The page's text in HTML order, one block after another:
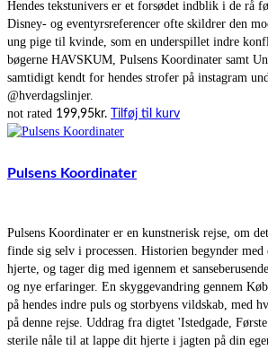
Hendes tekstunivers er et forsødet indblik i de rå
Disney- og eventyrsreferencer ofte skildrer den
ung pige til kvinde, som en underspillet indre
bøgerne HAVSKUM, Pulsens Koordinater samt
samtidigt kendt for hendes strofer på instagram
@hverdagslinjer.
not rated 199,95kr. Tilføj til kurv
Pulsens Koordinater
Pulsens Koordinater er en kunstnerisk rejse, om
finde sig selv i processen. Historien begynder med
hjerte, og tager dig med igennem et
og nye erfaringer. En skyggevandring gennem
på hendes indre puls og storbyens vildskab, med
på denne rejse. Uddrag fra digtet 'Istedgade,
sterile nåle til at lappe dit hjerte i jagten på din